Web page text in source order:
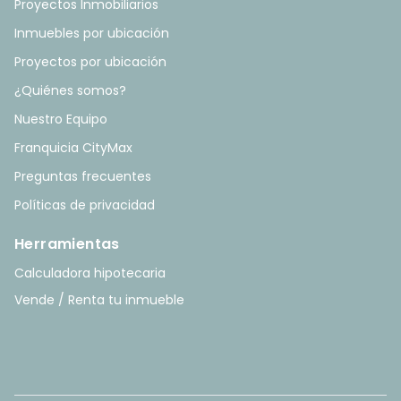
Proyectos Inmobiliarios
Inmuebles por ubicación
Proyectos por ubicación
¿Quiénes somos?
Nuestro Equipo
Franquicia CityMax
Preguntas frecuentes
Políticas de privacidad
Herramientas
Calculadora hipotecaria
Vende / Renta tu inmueble